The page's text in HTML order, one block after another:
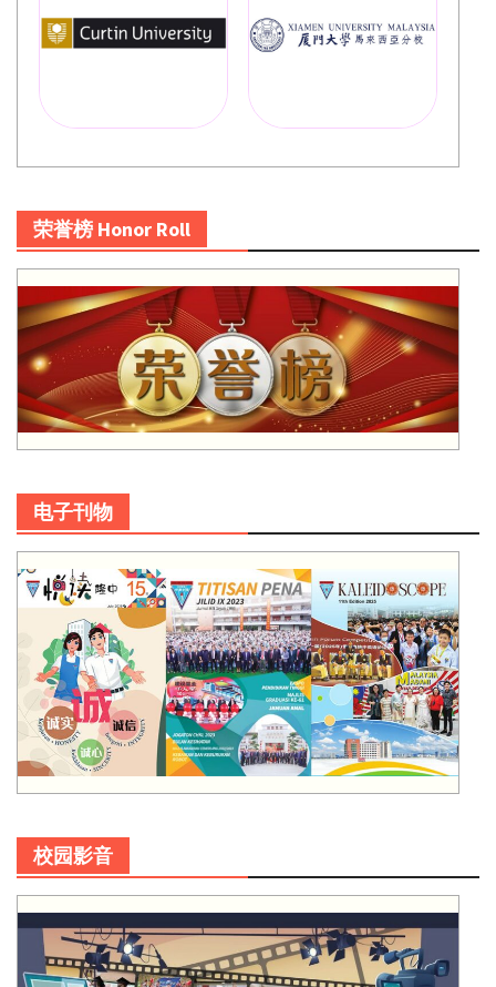
荣誉榜 Honor Roll
电子刊物
校园影音